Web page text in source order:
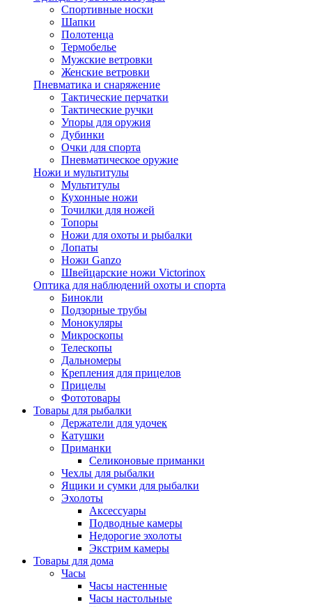
Спортивные носки
Шапки
Полотенца
Термобелье
Мужские ветровки
Женские ветровки
Пневматика и снаряжение
Тактические перчатки
Тактические ручки
Упоры для оружия
Дубинки
Очки для спорта
Пневматическое оружие
Ножи и мультитулы
Мультитулы
Кухонные ножи
Точилки для ножей
Топоры
Ножи для охоты и рыбалки
Лопаты
Ножи Ganzo
Швейцарские ножи Victorinox
Оптика для наблюдений охоты и спорта
Бинокли
Подзорные трубы
Монокуляры
Микроскопы
Телескопы
Дальномеры
Крепления для прицелов
Прицелы
Фототовары
Товары для рыбалки
Держатели для удочек
Катушки
Приманки
Селиконовые приманки
Чехлы для рыбалки
Ящики и сумки для рыбалки
Эхолоты
Аксессуары
Подводные камеры
Недорогие эхолоты
Экстрим камеры
Товары для дома
Часы
Часы настенные
Часы настольные